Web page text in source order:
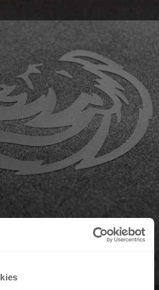
Transfers sind weich,
eine ausgezeichnete
übermäßigen Verschleiß.